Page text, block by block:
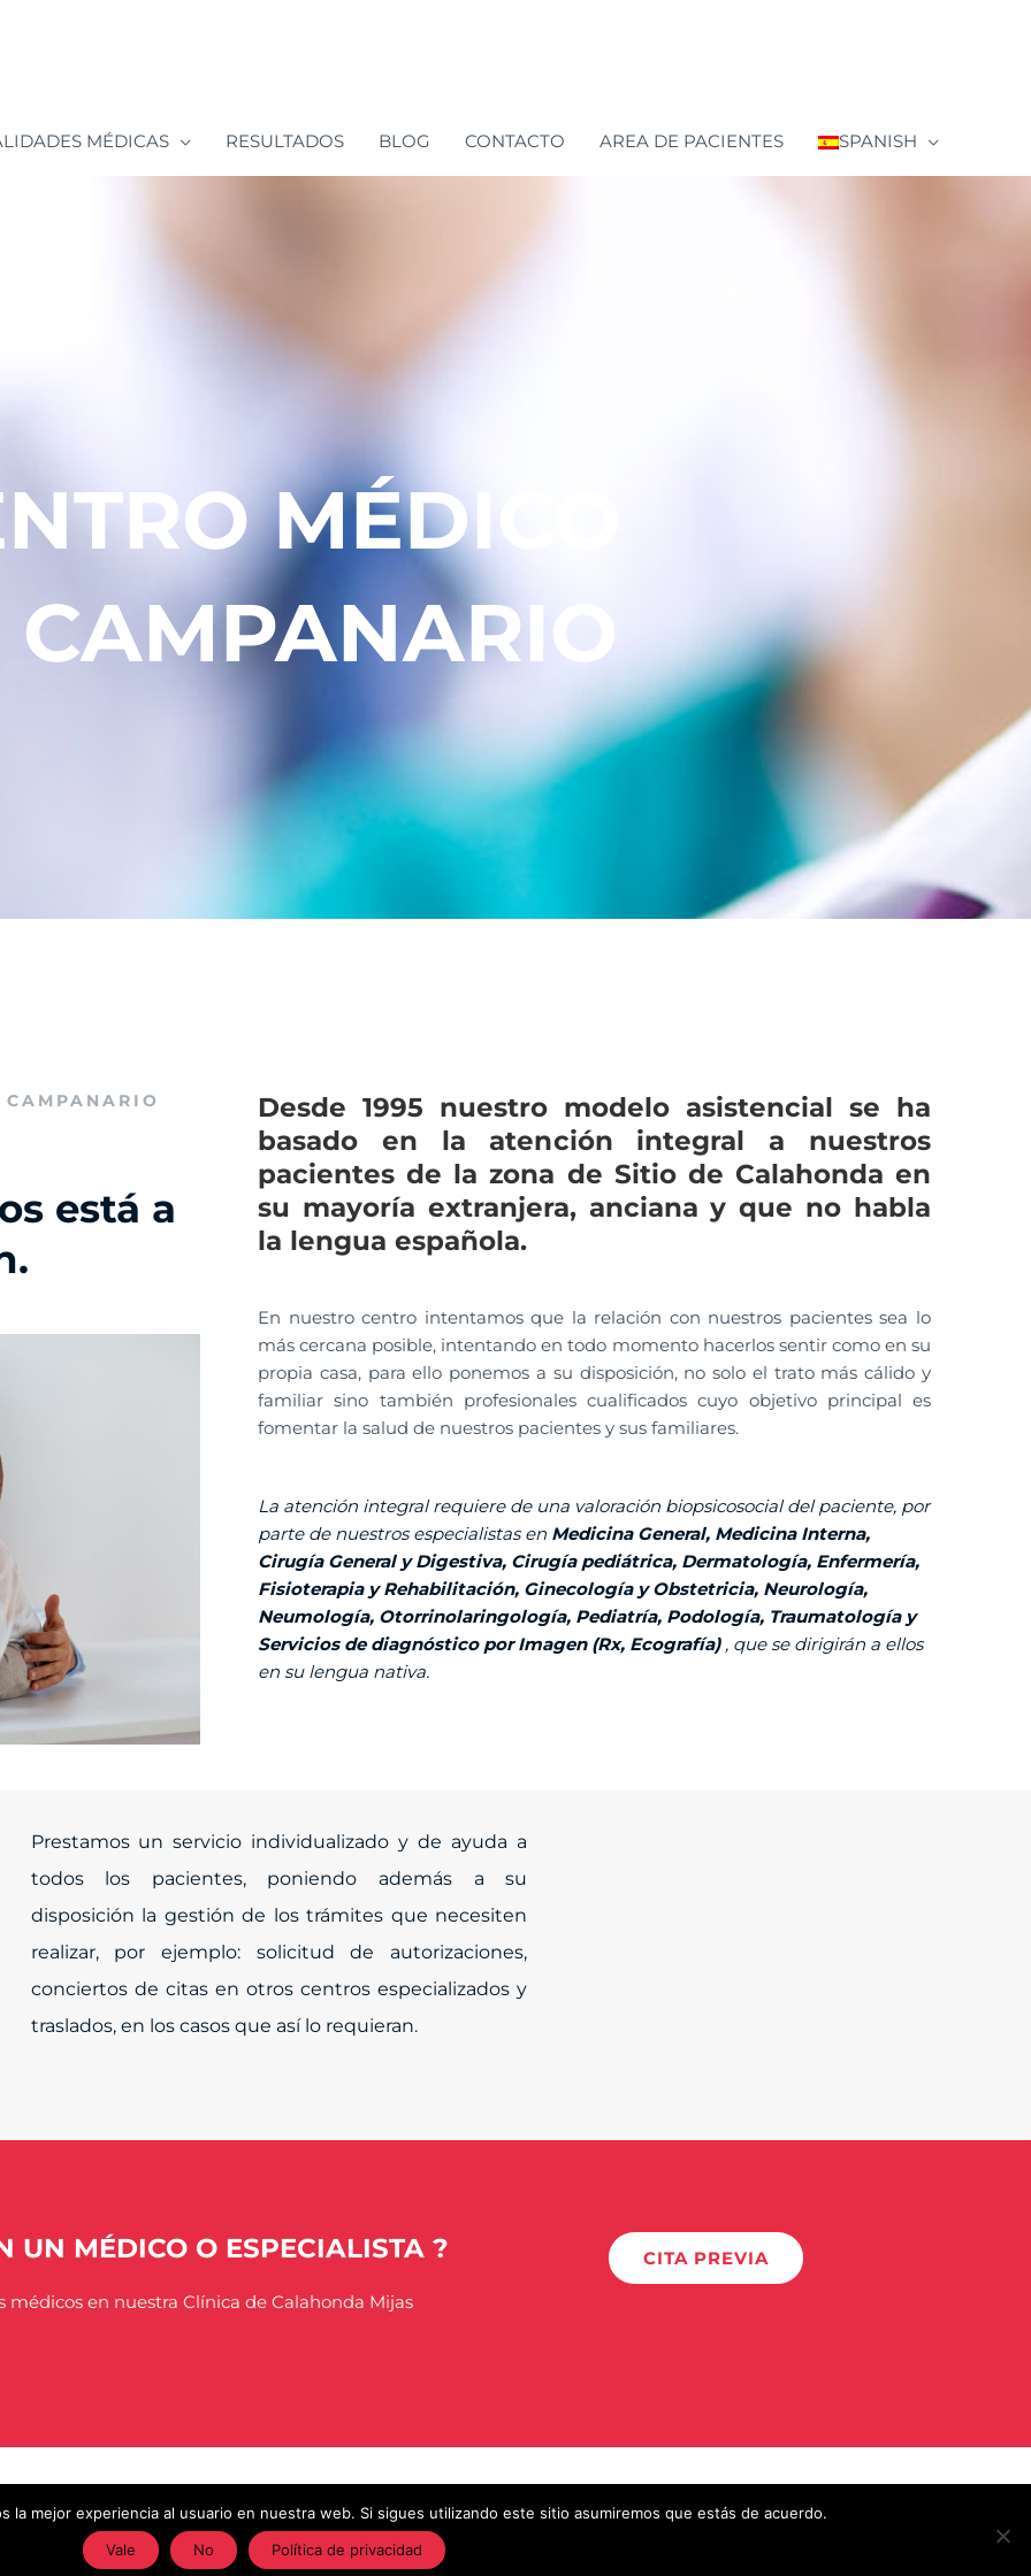
MÉDICAS RESULTADOS BLOG CONTACTO AREA DE PACIENTES SPANISH
MÉDICO
CAMPANARIO
está a
Desde 1995 nuestro modelo asistencial se ha
basado en la atención integral a nuestros
pacientes de la zona de Sitio de Calahonda en
su mayoría extranjera, anciana y que no habla
la lengua española.
En nuestro centro intentamos que la relación con nuestros pacientes sea lo
más cercana posible, intentando en todo momento hacerlos sentir como en su
propia casa, para ello ponemos a su disposición, no solo el trato más cálido y
familiar sino también profesionales cualificados cuyo objetivo principal es
fomentar la salud de nuestros pacientes y sus familiares.
La atención integral requiere de una valoración biopsicosocial del paciente, por
parte de nuestros especialistas en Medicina General, Medicina Interna,
Cirugía General y Digestiva, Cirugía pediátrica, Dermatología, Enfermería,
Fisioterapia y Rehabilitación, Ginecología y Obstetricia, Neurología,
Neumología, Otorrinolaringología, Pediatría, Podología, Traumatología y
Servicios de diagnóstico por Imagen (Rx, Ecografía) , que se dirigirán a ellos
en su lengua nativa.
Prestamos un servicio individualizado y de ayuda a
todos los pacientes, poniendo además a su
disposición la gestión de los trámites que necesiten
realizar, por ejemplo: solicitud de autorizaciones,
conciertos de citas en otros centros especializados y
traslados, en los casos que así lo requieran.
UN MÉDICO O ESPECIALISTA ?
en nuestra Clínica de Calahonda Mijas
CITA PREVIA
la mejor experiencia al usuario en nuestra web. Si sigues utilizando este sitio asumiremos que estás de acuerdo.
Vale
No Política de privacidad